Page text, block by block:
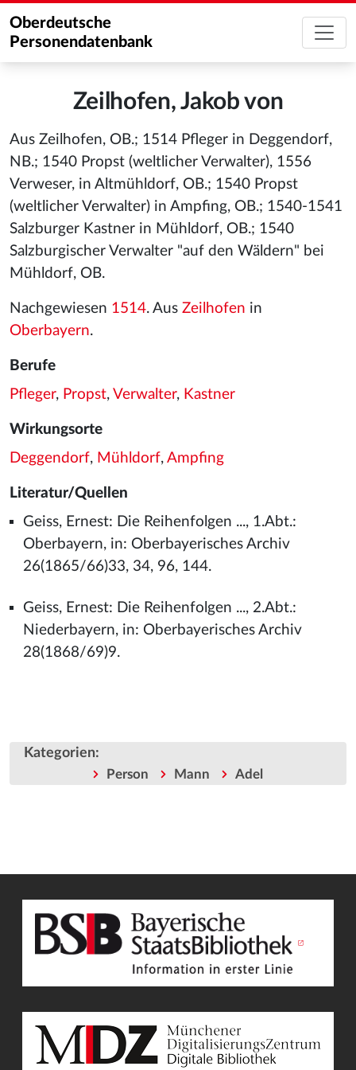
Oberdeutsche
Personendatenbank
Zeilhofen, Jakob von
Aus Zeilhofen, OB.; 1514 Pfleger in Deggendorf,
NB.; 1540 Propst (weltlicher Verwalter), 1556
Verweser, in Altmühldorf, OB.; 1540 Propst
(weltlicher Verwalter) in Ampfing, OB.; 1540-1541
Salzburger Kastner in Mühldorf, OB.; 1540
Salzburgischer Verwalter "auf den Wäldern" bei
Mühldorf, OB.
Nachgewiesen 1514. Aus Zeilhofen in
Oberbayern.
Berufe
Pfleger, Propst, Verwalter, Kastner
Wirkungsorte
Deggendorf, Mühldorf, Ampfing
Literatur/Quellen
Geiss, Ernest: Die Reihenfolgen ..., 1.Abt.:
Oberbayern, in: Oberbayerisches Archiv
26(1865/66)33, 34, 96, 144.
Geiss, Ernest: Die Reihenfolgen ..., 2.Abt.:
Niederbayern, in: Oberbayerisches Archiv
28(1868/69)9.
Kategorien:
Person Mann Adel